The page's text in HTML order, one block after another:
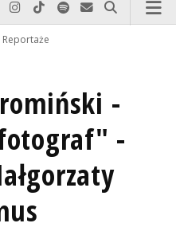
prostu do nas zadzwoń
nas na Facebook-u
Odwiedź nas na X
Odwiedź nas na Instagram-ie
Odwiedź nas na TikTok-u
Szukaj nas na Spotify
Wyślij do nas
Szukaj
Reportaże
-
-